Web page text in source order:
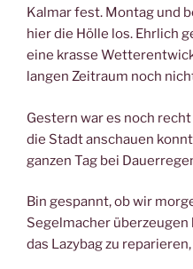
Kalmar fest. Montag und
hier die Hölle los. Ehrlich
eine krasse
langen Zeitraum noch
Gestern war es noch
die Stadt anschauen
ganzen Tag bei
Bin gespannt, ob wir
Segelmacher überzeugen
das Lazybag zu